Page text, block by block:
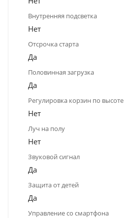
Внутренняя подсветка
Нет
Отсрочка старта
Да
Половинная загрузка
Да
Регулировка корзин по высоте
Нет
Луч на полу
Нет
Звуковой сигнал
Да
Защита от детей
Да
Управление со смартфона